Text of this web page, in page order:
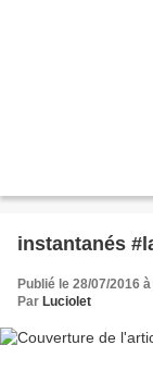
instantanés
Publié le 28/07/2016
Par Luciolet